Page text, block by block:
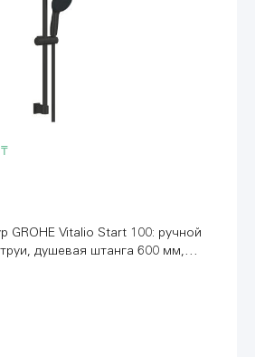
GROHE Vitalio Start 100: ручной
душевая штанга 600 мм,